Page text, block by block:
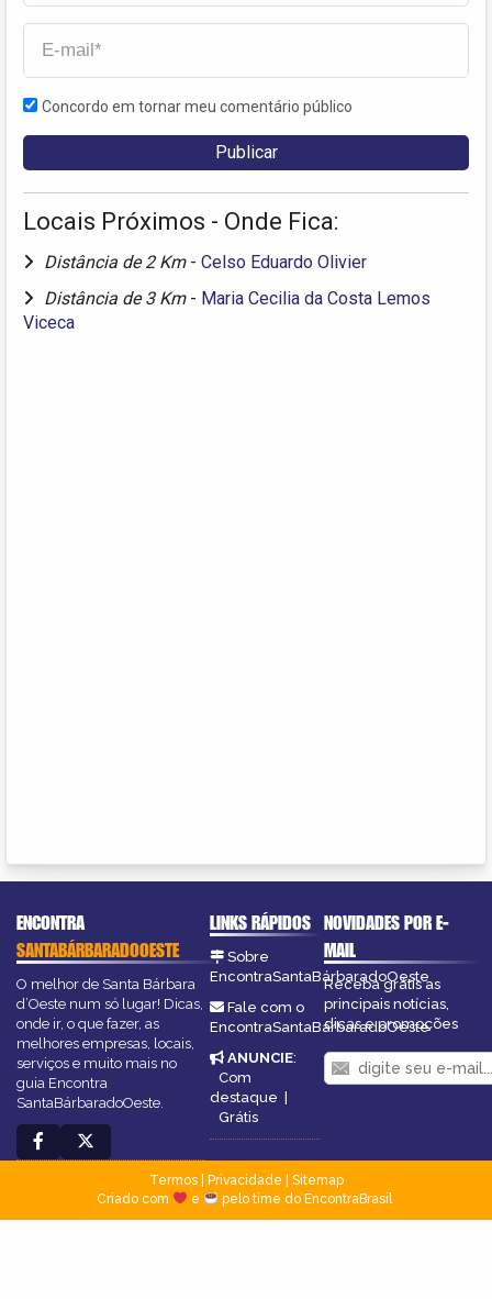
Concordo em tornar meu comentário público
Locais Próximos - Onde Fica:
Distância de 2 Km - Celso Eduardo Olivier
Distância de 3 Km - Maria Cecilia da Costa Lemos
Viceca
ENCONTRA
SANTABÁRBARADOOESTE
O melhor de Santa Bárbara
d’Oeste num só lugar! Dicas,
onde ir, o que fazer, as
melhores empresas, locais,
serviços e muito mais no
guia Encontra
SantaBárbaradoOeste.
LINKS RÁPIDOS
Sobre
EncontraSantaBárbaradoOeste
Fale com o
EncontraSantaBárbaradoOeste
ANUNCIE:
Com
destaque |
Grátis
NOVIDADES POR E-
MAIL
Receba grátis as
principais notícias,
dicas e promoções
Termos| Privacidade
Sitemap
Criado com
e pelo time do EncontraBrasil